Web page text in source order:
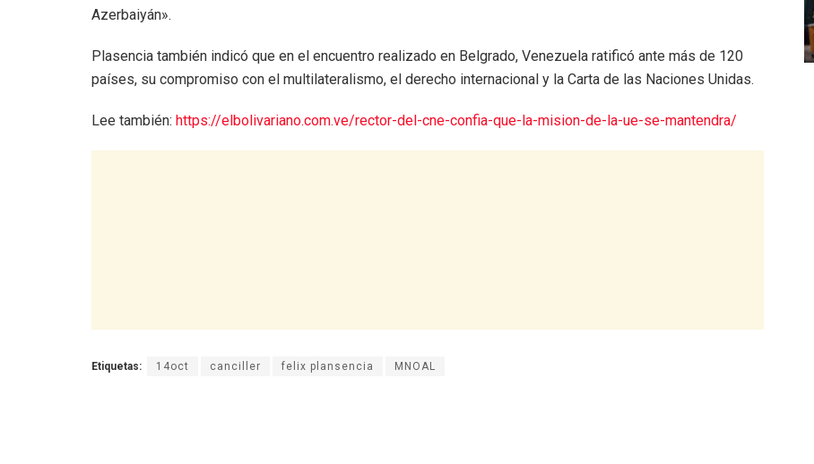
Azerbaiyán».
Plasencia también indicó que en el encuentro realizado en Belgrado, Venezuela ratificó ante más de 120
países, su compromiso con el multilateralismo, el derecho internacional y la Carta de las Naciones Unidas.
Lee también: https://elbolivariano.com.ve/rector-del-cne-confia-que-la-mision-de-la-ue-se-mantendra/
Etiquetas: 14oct canciller felix plansencia MNOAL